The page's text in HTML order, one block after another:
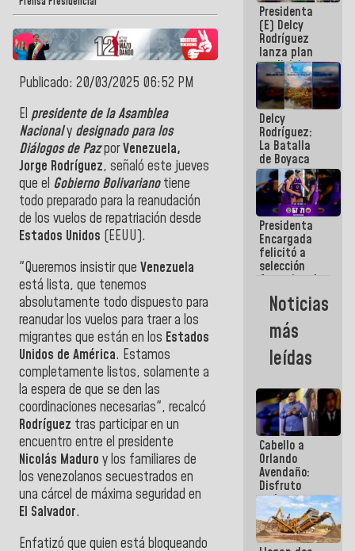
Publicado: 20/03/2025 06:52 PM
El presidente de la Asamblea
Nacionaly designado para los
Diálogos de PazporVenezuela,
Jorge Rodríguez, señaló este jueves
que el Gobierno Bolivarianotiene
todo preparado para la reanudación
de los vuelos de repatriación desde
Estados Unidos (EEUU).
"Queremos insistir que Venezuela
está lista, que tenemos
absolutamente todo dispuesto para
reanudar los vuelos para traer a los
migrantes que están en los Estados
Unidos de América. Estamos
completamente listos, solamente a
la espera de que se den las
coordinaciones necesarias", recalcó
Rodríguez tras participar en un
encuentro entre el presidente
Nicolás Maduro y los familiares de
los venezolanos secuestrados en
una cárcel de máxima seguridad en
El Salvador.
Enfatizó que quien está bloqueando
emergencia
sísmica en
la última
semana
Presidenta
(E) Delcy
Rodríguez
lanza plan
crediticio
con subsidio
a Juntas de
Condominio
Delcy
Rodríguez:
La Batalla
de Boyaca
representa
un capítulo
decisivo en
la gesta
emancipadora
de nuestra
América
Presidenta
Encargada
felicitó a
selección
femenina de
baloncesto
por su
clasificación
a la
AmeriCup
2027
Noticias
más
leídas
Cabello a
Orlando
Avendaño:
Disfruto
cada vez
que escribes
porque lo
que haces